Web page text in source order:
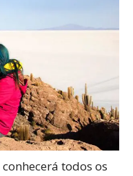
conhecerá todos os